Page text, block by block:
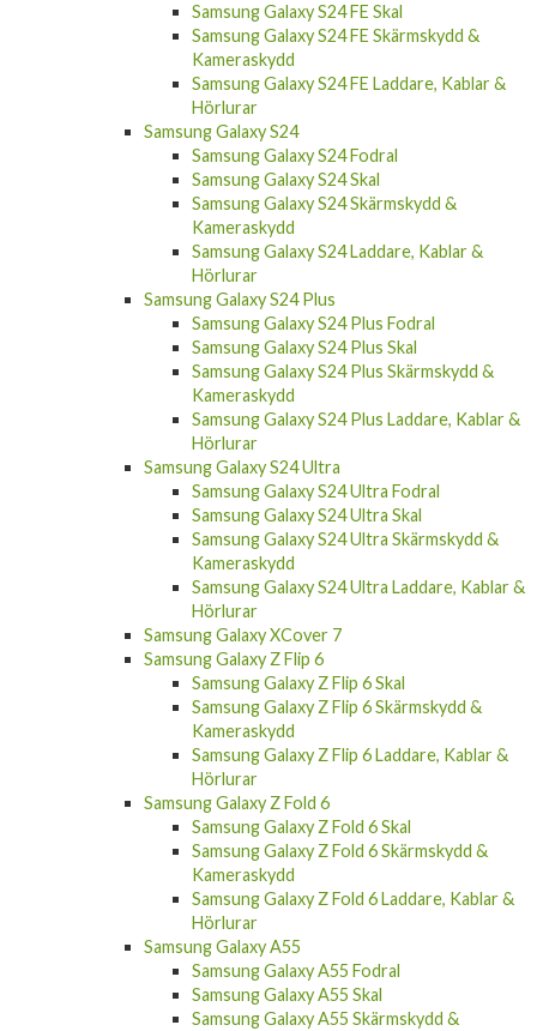
Samsung Galaxy S24 FE Skal
Samsung Galaxy S24 FE Skärmskydd &
Kameraskydd
Samsung Galaxy S24 FE Laddare, Kablar &
Hörlurar
Samsung Galaxy S24
Samsung Galaxy S24 Fodral
Samsung Galaxy S24 Skal
Samsung Galaxy S24 Skärmskydd &
Kameraskydd
Samsung Galaxy S24 Laddare, Kablar &
Hörlurar
Samsung Galaxy S24 Plus
Samsung Galaxy S24 Plus Fodral
Samsung Galaxy S24 Plus Skal
Samsung Galaxy S24 Plus Skärmskydd &
Kameraskydd
Samsung Galaxy S24 Plus Laddare, Kablar &
Hörlurar
Samsung Galaxy S24 Ultra
Samsung Galaxy S24 Ultra Fodral
Samsung Galaxy S24 Ultra Skal
Samsung Galaxy S24 Ultra Skärmskydd &
Kameraskydd
Samsung Galaxy S24 Ultra Laddare, Kablar &
Hörlurar
Samsung Galaxy XCover 7
Samsung Galaxy Z Flip 6
Samsung Galaxy Z Flip 6 Skal
Samsung Galaxy Z Flip 6 Skärmskydd &
Kameraskydd
Samsung Galaxy Z Flip 6 Laddare, Kablar &
Hörlurar
Samsung Galaxy Z Fold 6
Samsung Galaxy Z Fold 6 Skal
Samsung Galaxy Z Fold 6 Skärmskydd &
Kameraskydd
Samsung Galaxy Z Fold 6 Laddare, Kablar &
Hörlurar
Samsung Galaxy A55
Samsung Galaxy A55 Fodral
Samsung Galaxy A55 Skal
Samsung Galaxy A55 Skärmskydd &